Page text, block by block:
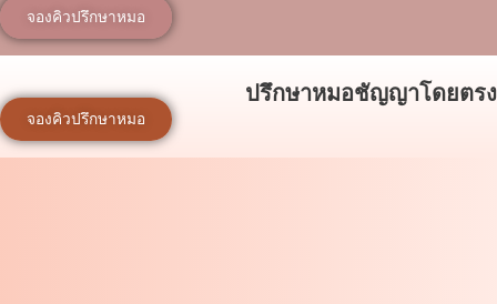
จองคิวปรึกษาหมอ
ปรึกษาหมอชัญญาโดยตรง
จองคิวปรึกษาหมอ